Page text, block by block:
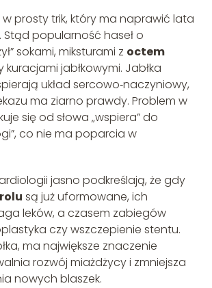
prosty trik, który ma naprawić lata
Stąd popularność haseł o
sokami, miksturami z octem
kuracjami jabłkowymi. Jabłka
układ sercowo‑naczyniowy,
ma ziarno prawdy. Problem w
się od słowa „wspiera” do
co nie ma poparcia w
jasno podkreślają, że gdy
są już uformowane, ich
leków, a czasem zabiegów
czy wszczepienie stentu.
ma największe znaczenie
rozwój miażdżycy i zmniejsza
nowych blaszek.